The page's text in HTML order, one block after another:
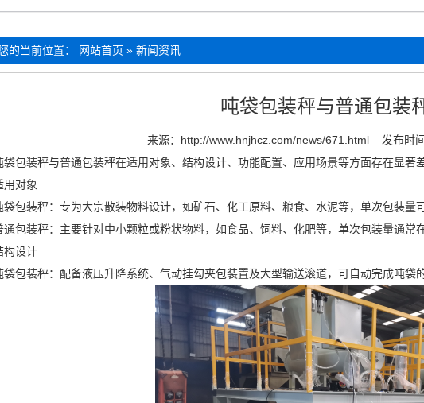
的当前位置： 网站首页 » 新闻资讯
吨袋包装秤与普通包装
来源： http://www.hnjhcz.com/news/671.html 发布时
袋包装秤与普通包装秤在适用对象、结构设计、功能配置、应用场景等方面存在显著
用对象
袋包装秤：专为大宗散装物料设计，如矿石、化工原料、粮食、水泥等，单次包装量
通包装秤：主要针对中小颗粒或粉状物料，如食品、饲料、化肥等，单次包装量通常
构设计
袋包装秤：配备液压升降系统、气动挂勾夹包装置及大型输送滚道，可自动完成吨袋